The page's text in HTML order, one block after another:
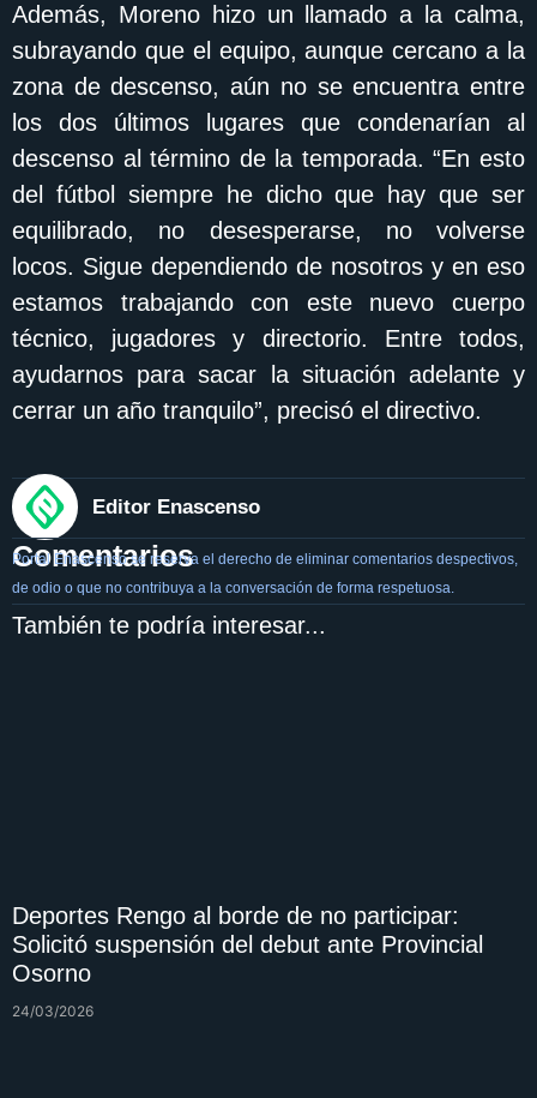
Además, Moreno hizo un llamado a la calma,
subrayando que el equipo, aunque cercano a la
zona de descenso, aún no se encuentra entre
los dos últimos lugares que condenarían al
descenso al término de la temporada. “En esto
del fútbol siempre he dicho que hay que ser
equilibrado, no desesperarse, no volverse
locos. Sigue dependiendo de nosotros y en eso
estamos trabajando con este nuevo cuerpo
técnico, jugadores y directorio. Entre todos,
ayudarnos para sacar la situación adelante y
cerrar un año tranquilo”, precisó el directivo.
Editor Enascenso
Comentarios
Portal Enascenso se reserva el derecho de eliminar comentarios despectivos,
de odio o que no contribuya a la conversación de forma respetuosa.
También te podría interesar...
Deportes Rengo al borde de no participar:
Solicitó suspensión del debut ante Provincial
Osorno
24/03/2026